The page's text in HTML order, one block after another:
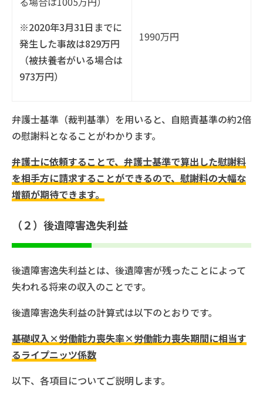
※2020年3月31日までに
発生した事故は829万円
（被扶養者がいる場合は
973万円）
1990万円
弁護士基準（裁判基準）を用いると、自賠責基準の約2倍
の慰謝料となることがわかります。
弁護士に依頼することで、弁護士基準で算出した慰謝料
を相手方に請求することができるので、慰謝料の大幅な
増額が期待できます。
（２）後遺障害逸失利益
後遺障害逸失利益とは、後遺障害が残ったことによって
失われる将来の収入のことです。
後遺障害逸失利益の計算式は以下のとおりです。
基礎収入×労働能力喪失率×労働能力喪失期間に相当す
るライプニッツ係数
以下、各項目についてご説明します。